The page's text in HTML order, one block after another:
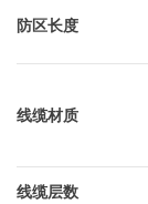
防区长度
线缆材质
线缆层数